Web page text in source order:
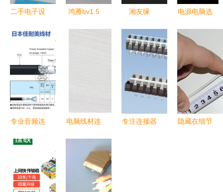
二手电子设
郎P25、Wii
与HIFI线材
的跨界探索
鸿雁bv1.5
湘友缘
AV连接线
为经典主机
验
电源电脑选
东电线材如
何满足需求
与性价比解
专业音频连
MSEER到
Amphenol
电脑线材连
算机组件安
装指南
专注连接器
隐藏在细节